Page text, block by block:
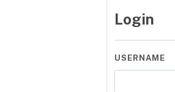
Login
USERNAME